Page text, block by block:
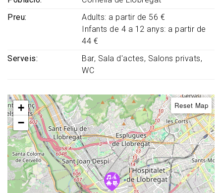
Preu
Adults: a partir de 56 €
Infants de 4 a 12 anys: a partir de
44 €
Serveis
Bar Sala d'actes Salons privats
WC
+
−
Reset Map